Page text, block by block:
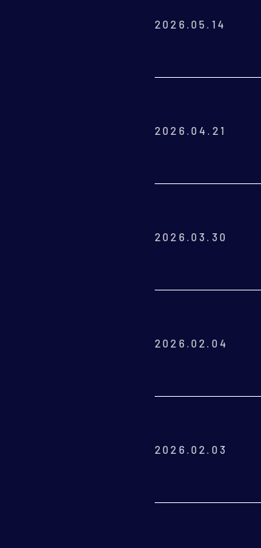
2026.05.14
2026.04.21
2026.03.30
2026.02.04
2026.02.03